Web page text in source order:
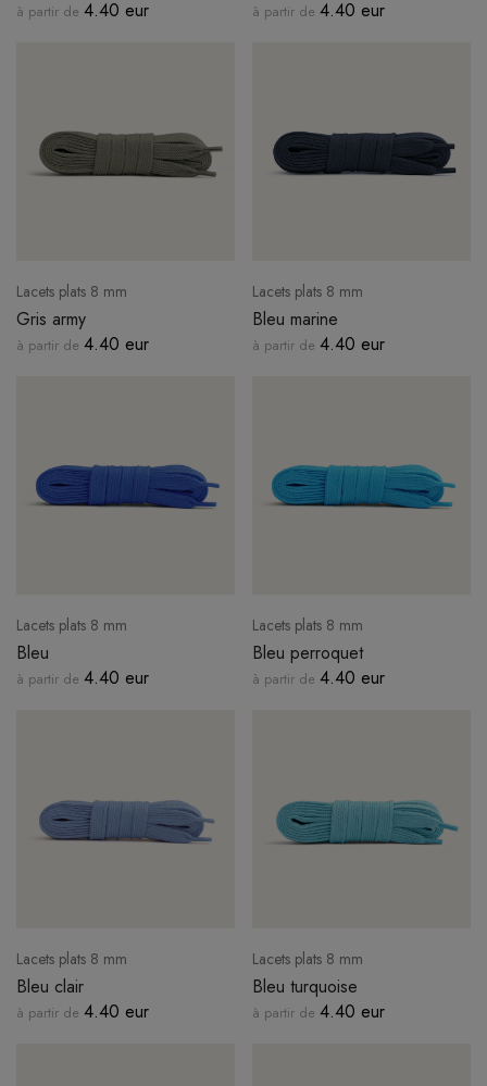
à partir de 4.40 eur à partir de 4.40 eur
Lacets plats 8 mm
Gris army
à partir de 4.40 eur
Lacets plats 8 mm
Bleu marine
à partir de 4.40 eur
Lacets plats 8 mm
Bleu
à partir de 4.40 eur
Lacets plats 8 mm
Bleu perroquet
à partir de 4.40 eur
Lacets plats 8 mm
Bleu clair
à partir de 4.40 eur
Lacets plats 8 mm
Bleu turquoise
à partir de 4.40 eur